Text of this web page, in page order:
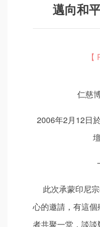
邁向和
仁慈
2006年2月12日
此次承蒙印尼宗
心的邀請，有這
者共聚一堂，談